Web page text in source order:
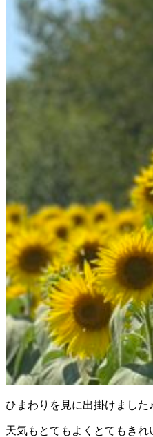
ひまわりを見に出掛けました♪
天気もとてもよくとてもき